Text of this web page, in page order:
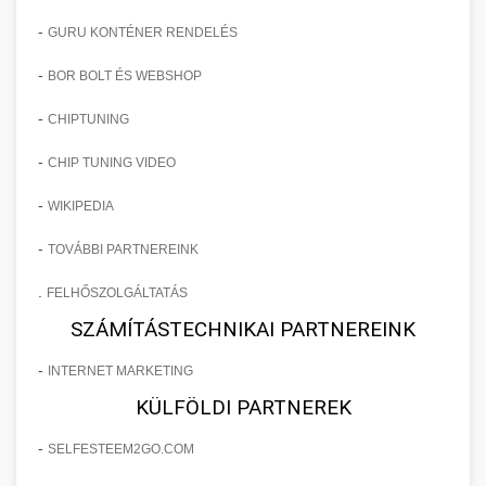
- GURU KONTÉNER RENDELÉS
- BOR BOLT ÉS WEBSHOP
- CHIPTUNING
- CHIP TUNING VIDEO
- WIKIPEDIA
- TOVÁBBI PARTNEREINK
FELHŐSZOLGÁLTATÁS
SZÁMÍTÁSTECHNIKAI PARTNEREINK
- INTERNET MARKETING
KÜLFÖLDI PARTNEREK
- SELFESTEEM2GO.COM